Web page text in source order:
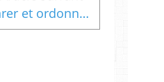
CP-Ce1 comparer et ordonner les nombres jusqu'à 30.